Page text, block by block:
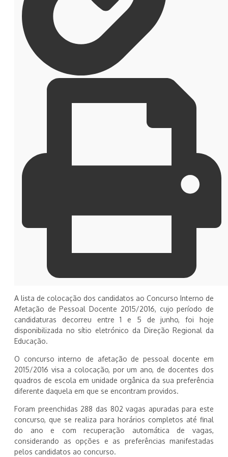
A lista de colocação dos candidatos ao Concurso Interno de
Afetação de Pessoal Docente 2015/2016, cujo período de
candidaturas decorreu entre 1 e 5 de junho, foi hoje
disponibilizada no sítio eletrónico da Direção Regional da
Educação.
O concurso interno de afetação de pessoal docente em
2015/2016 visa a colocação, por um ano, de docentes dos
quadros de escola em unidade orgânica da sua preferência
diferente daquela em que se encontram providos.
Foram preenchidas 288 das 802 vagas apuradas para este
concurso, que se realiza para horários completos até final
do ano e com recuperação automática de vagas,
considerando as opções e as preferências manifestadas
pelos candidatos ao concurso.